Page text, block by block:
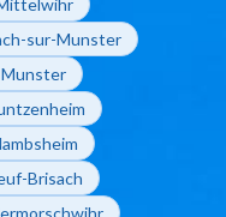
sur-Munster
Munster
Brisach